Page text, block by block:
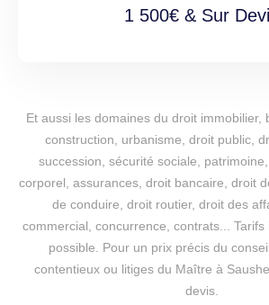
1 500€ & Sur
Et aussi les domaines du droit immobilier,
construction, urbanisme, droit public,
succession, sécurité sociale,
corporel, assurances, droit bancaire, droit
de conduire, droit routier, droit des
commercial, concurrence, contrats... Tarifs
possible. Pour un prix précis du
contentieux ou litiges du Maître à
devis.